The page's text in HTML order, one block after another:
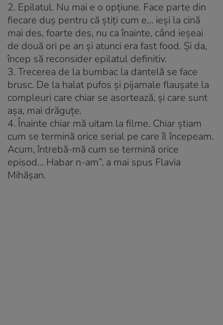
2. Epilatul. Nu mai e o opțiune. Face parte din
fiecare duș pentru că știți cum e… ieși la cină
mai des, foarte des, nu ca înainte, când ieșeai
de două ori pe an și atunci era fast food. Și da,
încep să reconsider epilatul definitiv.
3. Trecerea de la bumbac la dantelă se face
brusc. De la halat pufos și pijamale flaușate la
compleuri care chiar se asortează, și care sunt
așa, mai drăguțe.
4. Înainte chiar mă uitam la filme. Chiar știam
cum se termină orice serial pe care îl începeam.
Acum, întrebă-mă cum se termină orice
episod… Habar n-am”, a mai spus Flavia
Mihășan.